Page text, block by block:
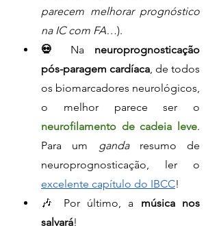
parecem melhorar prognóstico
na IC com FA…).
💀 Na neuroprognosticação
pós-paragem cardíaca, de todos
os biomarcadores neurológicos,
neurofilamento de cadeia leve.
Para um ganda resumo de
excelente capítulo do IBCC!
🎶 Por último, a música nos
salvará!